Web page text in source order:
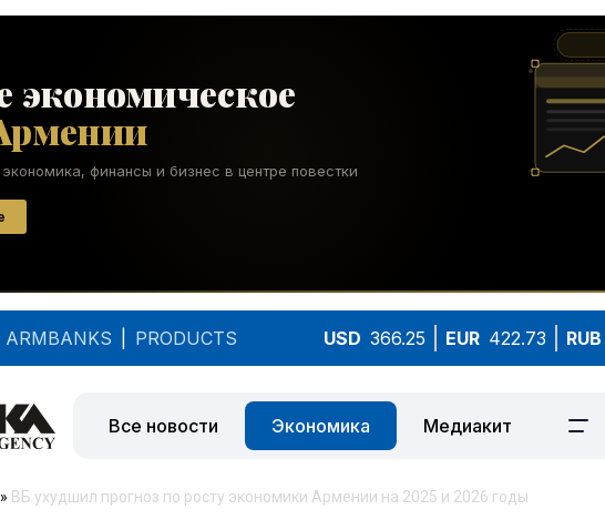
ARMBANKS PRODUCTS USD 366.25 EUR 422.73 RUB
Все новости Экономика Медиакит
» ВБ ухудшил прогноз по росту экономики Армении на 2025 и 2026 годы